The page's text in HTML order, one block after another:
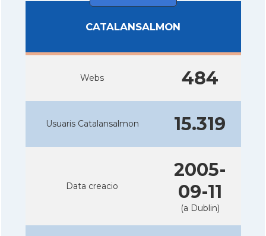
CATALANSALMON
Webs 484
Usuaris Catalansalmon 15.319
Data creacio
2005-
09-11
(a Dublin)